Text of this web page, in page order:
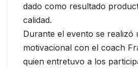
dado como resultado
calidad.
Durante el evento se realizó
motivacional con el coach
quien entretuvo a los